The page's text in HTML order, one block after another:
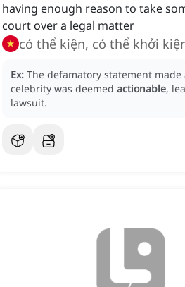
having enough reason to take
court over a legal matter
có thể kiện, có thể khởi
Ex: The defamatory statement
celebrity was deemed actionable,
lawsuit.